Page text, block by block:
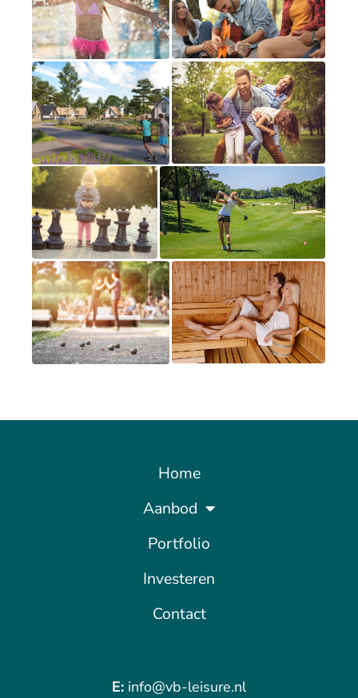
Home
Aanbod
Portfolio
Investeren
Contact
E: info@vb-leisure.nl